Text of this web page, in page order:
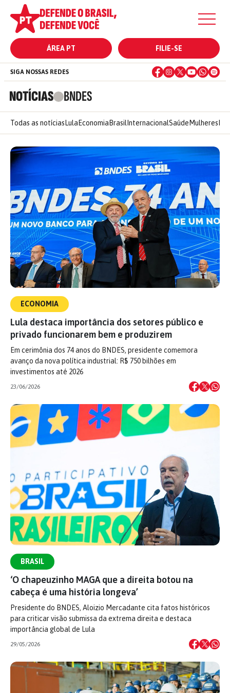
ÁREA PT FILIE-SE
NOTÍCIAS BNDES
SIGA NOSSAS REDES
Todas as notícias Lula Economia Brasil InternacionalSaúde Mulheres
ECONOMIA
Lula destaca importância dos setores público e
privado funcionarem bem e produzirem
Em cerimônia dos 74 anos do BNDES, presidente comemora
avanço da nova política industrial: R$ 750 bilhões em
investimentos até 2026
23/06/2026
BRASIL
‘O chapeuzinho MAGA que a direita botou na
cabeça é uma história longeva’
Presidente do BNDES, Aloizio Mercadante cita fatos históricos
para criticar visão submissa da extrema direita e destaca
importância global de Lula
29/05/2026